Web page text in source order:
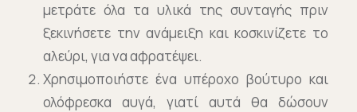
μετράτε όλα τα υλικά της συνταγής πριν
ξεκινήσετε την ανάμειξη και κοσκινίζετε το
αλεύρι, για να αφρατέψει.
Χρησιμοποιήστε ένα υπέροχο βούτυρο και
ολόφρεσκα αυγά, γιατί αυτά θα δώσουν